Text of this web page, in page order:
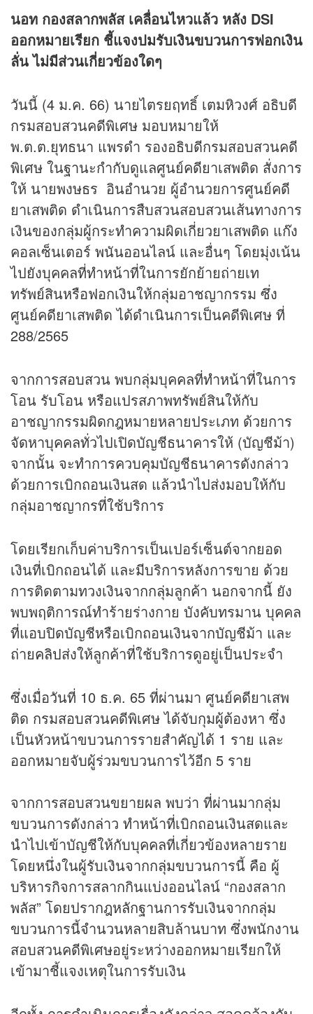
นอท กองสลากพลัส เคลื่อนไหวแล้ว หลัง DSI
ออกหมายเรียก ชี้แจงปมรับเงินขบวนการฟอกเงิน
ลั่น ไม่มีส่วนเกี่ยวข้องใดๆ
วันนี้ (4 ม.ค. 66) นายไตรยฤทธิ์ เตมหิวงศ์ อธิบดี
กรมสอบสวนคดีพิเศษ มอบหมายให้
พ.ต.ต.ยุทธนา แพรดำ รองอธิบดีกรมสอบสวนคดี
พิเศษ ในฐานะกำกับดูแลศูนย์คดียาเสพติด สั่งการ
ให้ นายพงษธร อินอำนวย ผู้อำนวยการศูนย์คดี
ยาเสพติด ดำเนินการสืบสวนสอบสวนเส้นทางการ
เงินของกลุ่มผู้กระทำความผิดเกี่ยวยาเสพติด แก๊ง
คอลเซ็นเตอร์ พนันออนไลน์ และอื่นๆ โดยมุ่งเน้น
ไปยังบุคคลที่ทำหน้าที่ในการยักย้ายถ่ายเท
ทรัพย์สินหรือฟอกเงินให้กลุ่มอาชญากรรม ซึ่ง
ศูนย์คดียาเสพติด ได้ดำเนินการเป็นคดีพิเศษ ที่
288/2565
จากการสอบสวน พบกลุ่มบุคคลที่ทำหน้าที่ในการ
โอน รับโอน หรือแปรสภาพทรัพย์สินให้กับ
อาชญากรรมผิดกฎหมายหลายประเภท ด้วยการ
จัดหาบุคคลทั่วไปเปิดบัญชีธนาคารให้ (บัญชีม้า)
จากนั้น จะทำการควบคุมบัญชีธนาคารดังกล่าว
ด้วยการเบิกถอนเงินสด แล้วนำไปส่งมอบให้กับ
กลุ่มอาชญากรที่ใช้บริการ
โดยเรียกเก็บค่าบริการเป็นเปอร์เซ็นต์จากยอด
เงินที่เบิกถอนได้ และมีบริการหลังการขาย ด้วย
การติดตามทวงเงินจากกลุ่มลูกค้า นอกจากนี้ ยัง
พบพฤติการณ์ทำร้ายร่างกาย บังคับทรมาน บุคคล
ที่แอบปิดบัญชีหรือเบิกถอนเงินจากบัญชีม้า และ
ถ่ายคลิปส่งให้ลูกค้าที่ใช้บริการดูอยู่เป็นประจำ
ซึ่งเมื่อวันที่ 10 ธ.ค. 65 ที่ผ่านมา ศูนย์คดียาเสพ
ติด กรมสอบสวนคดีพิเศษ ได้จับกุมผู้ต้องหา ซึ่ง
เป็นหัวหน้าขบวนการรายสำคัญได้ 1 ราย และ
ออกหมายจับผู้ร่วมขบวนการไว้อีก 5 ราย
จากการสอบสวนขยายผล พบว่า ที่ผ่านมากลุ่ม
ขบวนการดังกล่าว ทำหน้าที่เบิกถอนเงินสดและ
นำไปเข้าบัญชีให้กับบุคคลที่เกี่ยวข้องหลายราย
โดยหนึ่งในผู้รับเงินจากกลุ่มขบวนการนี้ คือ ผู้
บริหารกิจการสลากกินแบ่งออนไลน์ “กองสลาก
พลัส” โดยปรากฎหลักฐานการรับเงินจากกลุ่ม
ขบวนการนี้จำนวนหลายสิบล้านบาท ซึ่งพนักงาน
สอบสวนคดีพิเศษอยู่ระหว่างออกหมายเรียกให้
เข้ามาชี้แจงเหตุในการรับเงิน